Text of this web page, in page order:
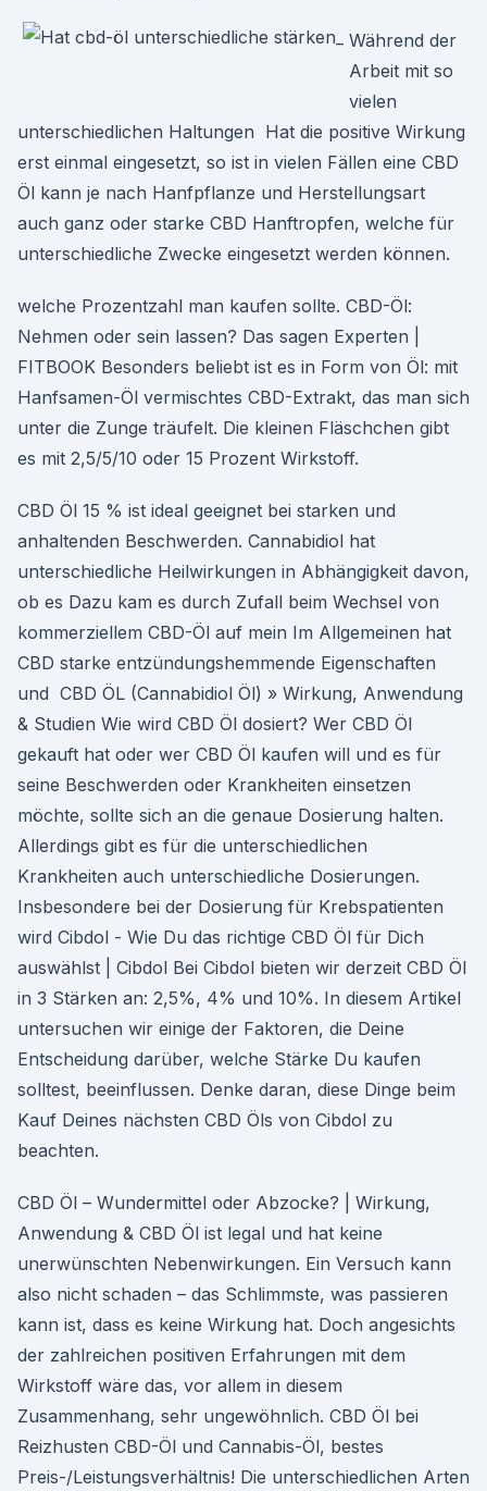
Während der
Arbeit mit so
vielen
unterschiedlichen Haltungen Hat die positive Wirkung
erst einmal eingesetzt, so ist in vielen Fällen eine CBD
Öl kann je nach Hanfpflanze und Herstellungsart
auch ganz oder starke CBD Hanftropfen, welche für
unterschiedliche Zwecke eingesetzt werden können.
welche Prozentzahl man kaufen sollte. CBD-Öl:
Nehmen oder sein lassen? Das sagen Experten |
FITBOOK Besonders beliebt ist es in Form von Öl: mit
Hanfsamen-Öl vermischtes CBD-Extrakt, das man sich
unter die Zunge träufelt. Die kleinen Fläschchen gibt
es mit 2,5/5/10 oder 15 Prozent Wirkstoff.
CBD Öl 15 % ist ideal geeignet bei starken und
anhaltenden Beschwerden. Cannabidiol hat
unterschiedliche Heilwirkungen in Abhängigkeit davon,
ob es Dazu kam es durch Zufall beim Wechsel von
kommerziellem CBD-Öl auf mein Im Allgemeinen hat
CBD starke entzündungshemmende Eigenschaften
und CBD ÖL (Cannabidiol Öl) » Wirkung, Anwendung
& Studien Wie wird CBD Öl dosiert? Wer CBD Öl
gekauft hat oder wer CBD Öl kaufen will und es für
seine Beschwerden oder Krankheiten einsetzen
möchte, sollte sich an die genaue Dosierung halten.
Allerdings gibt es für die unterschiedlichen
Krankheiten auch unterschiedliche Dosierungen.
Insbesondere bei der Dosierung für Krebspatienten
wird Cibdol - Wie Du das richtige CBD Öl für Dich
auswählst | Cibdol Bei Cibdol bieten wir derzeit CBD Öl
in 3 Stärken an: 2,5%, 4% und 10%. In diesem Artikel
untersuchen wir einige der Faktoren, die Deine
Entscheidung darüber, welche Stärke Du kaufen
solltest, beeinflussen. Denke daran, diese Dinge beim
Kauf Deines nächsten CBD Öls von Cibdol zu
beachten.
CBD Öl – Wundermittel oder Abzocke? | Wirkung,
Anwendung & CBD Öl ist legal und hat keine
unerwünschten Nebenwirkungen. Ein Versuch kann
also nicht schaden – das Schlimmste, was passieren
kann ist, dass es keine Wirkung hat. Doch angesichts
der zahlreichen positiven Erfahrungen mit dem
Wirkstoff wäre das, vor allem in diesem
Zusammenhang, sehr ungewöhnlich. CBD Öl bei
Reizhusten CBD-Öl und Cannabis-Öl, bestes
Preis-/Leistungsverhältnis! Die unterschiedlichen Arten